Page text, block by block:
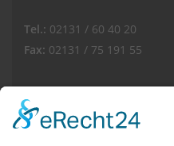
Tel.: 02131 / 60 40 20
Fax: 02131 / 75 191 55
E-Mail:
info(at)thurnerimmobilien.de
Web: